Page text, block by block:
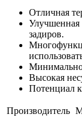
Отличная
задиров.
Высокая
Потенциал
Производитель